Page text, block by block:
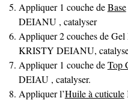
Appliquer 1 couche deBase
DEIANU , catalyser
Appliquer 2 couches de
KRISTY DEIANU,
Appliquer 1 couche deTop
DEIAU , catalyser.
Appliquer l’Huile à cuticule